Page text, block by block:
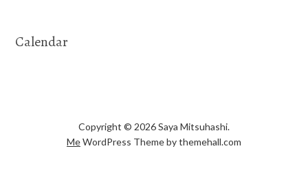
Calendar
Copyright © 2026 Saya Mitsuhashi.
MeWordPress Theme by themehall.com